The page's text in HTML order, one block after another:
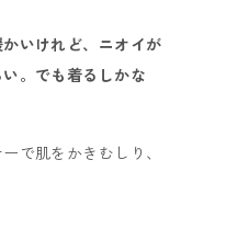
いけれど、ニオイが
。でも着るしかな
で肌をかきむしり、